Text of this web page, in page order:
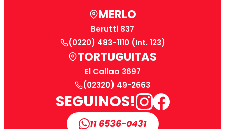
MERLO
Berutti 837
(0220) 483-1110 (Int. 123)
TORTUGUITAS
El Callao 3697
(02320) 49-2663
SEGUINOS!
11 6536-0431